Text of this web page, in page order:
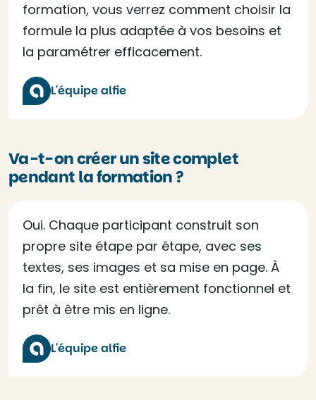
formation, vous verrez comment choisir la
formule la plus adaptée à vos besoins et
la paramétrer efficacement.
L'équipe alfie
Va-t-on créer un site complet
pendant la formation ?
Oui. Chaque participant construit son
propre site étape par étape, avec ses
textes, ses images et sa mise en page. À
la fin, le site est entièrement fonctionnel et
prêt à être mis en ligne.
L'équipe alfie